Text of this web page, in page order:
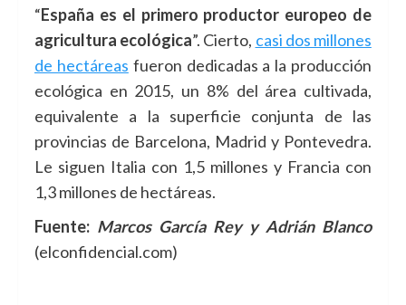
“España es el primero productor europeo de
agricultura ecológica”. Cierto, casi dos millones
de hectáreas fueron dedicadas a la producción
ecológica en 2015, un 8% del área cultivada,
equivalente a la superficie conjunta de las
provincias de Barcelona, Madrid y Pontevedra.
Le siguen Italia con 1,5 millones y Francia con
1,3 millones de hectáreas.
Fuente: Marcos García Rey y Adrián Blanco
(elconfidencial.com)